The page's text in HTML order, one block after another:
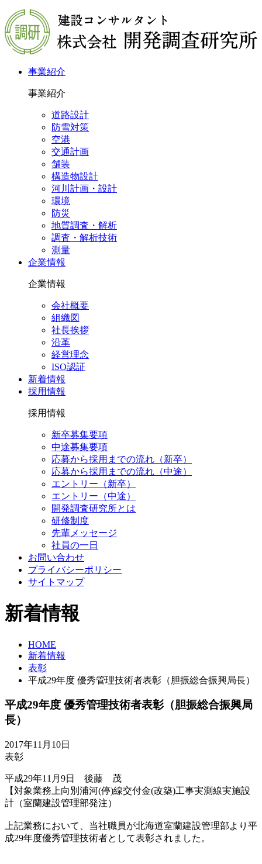
事業紹介
事業紹介
道路設計
防雪対策
空港
交通計画
舗装
構造物設計
河川計画・設計
環境
防災
地質調査・解析
調査・解析技術
測量
企業情報
企業情報
会社概要
組織図
社長挨拶
沿革
経営理念
ISO認証
新着情報
採用情報
採用情報
新卒募集要項
中途募集要項
応募から採用までの流れ（新卒）
応募から採用までの流れ（中途）
エントリー（新卒）
エントリー（中途）
開発調査研究所とは
研修制度
先輩メッセージ
社員の一日
お問い合わせ
プライバシーポリシー
サイトマップ
新着情報
HOME
新着情報
表彰
平成29年度 優秀管理技術者表彰（胆振総合振興局長）
平成29年度 優秀管理技術者表彰（胆振総合振興局
長）
2017年11月10日
表彰
平成29年11月9日 後藤 茂
【対象業務上向別浦河(停)線交付金(改築)工事実測線実施設
計（室蘭建設管理部発注）
上記業務において、当社職員が北海道室蘭建設管理部より平
成29年度優秀管理技術者として表彰されました。